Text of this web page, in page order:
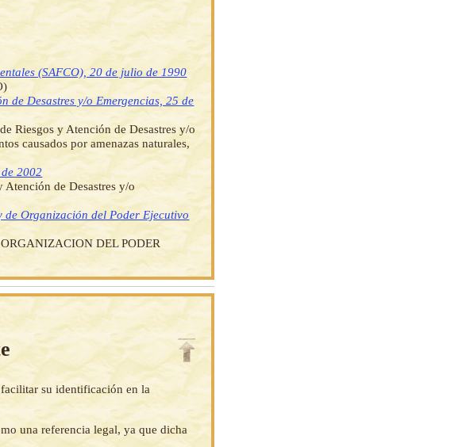
(SAFCO), 20 de julio de 1990
de Desastres y/o Emergencias, 25 de
Riesgos y Atención de Desastres y/o
causados por amenazas naturales,
2002
Atención de Desastres y/o
de Organización del Poder Ejecutivo
DEL PODER
su identificación en la
una referencia legal, ya que dicha